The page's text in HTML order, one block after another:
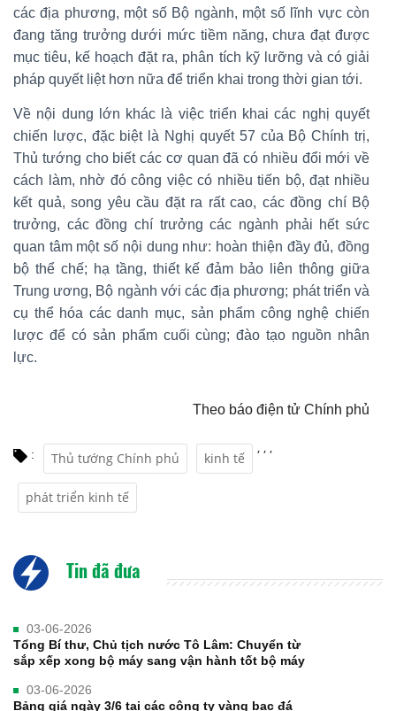
các địa phương, một số Bộ ngành, một số lĩnh vực còn
đang tăng trưởng dưới mức tiềm năng, chưa đạt được
mục tiêu, kế hoạch đặt ra, phân tích kỹ lưỡng và có giải
pháp quyết liệt hơn nữa để triển khai trong thời gian tới.
Về nội dung lớn khác là việc triển khai các nghị quyết
chiến lược, đặc biệt là Nghị quyết 57 của Bộ Chính trị,
Thủ tướng cho biết các cơ quan đã có nhiều đổi mới về
cách làm, nhờ đó công việc có nhiều tiến bộ, đạt nhiều
kết quả, song yêu cầu đặt ra rất cao, các đồng chí Bộ
trưởng, các đồng chí trưởng các ngành phải hết sức
quan tâm một số nội dung như: hoàn thiện đầy đủ, đồng
bộ thể chế; hạ tầng, thiết kế đảm bảo liên thông giữa
Trung ương, Bộ ngành với các địa phương; phát triển và
cụ thể hóa các danh mục, sản phẩm công nghệ chiến
lược để có sản phẩm cuối cùng; đào tạo nguồn nhân
lực.
Theo báo điện tử Chính phủ
: Thủ tướng Chính phủ
,
kinh tế
,
phát triển kinh tế
,
Tin đã đưa
03-06-2026
Tổng Bí thư, Chủ tịch nước Tô Lâm: Chuyển từ
sắp xếp xong bộ máy sang vận hành tốt bộ máy
03-06-2026
Bảng giá ngày 3/6 tại các công ty vàng bạc đá